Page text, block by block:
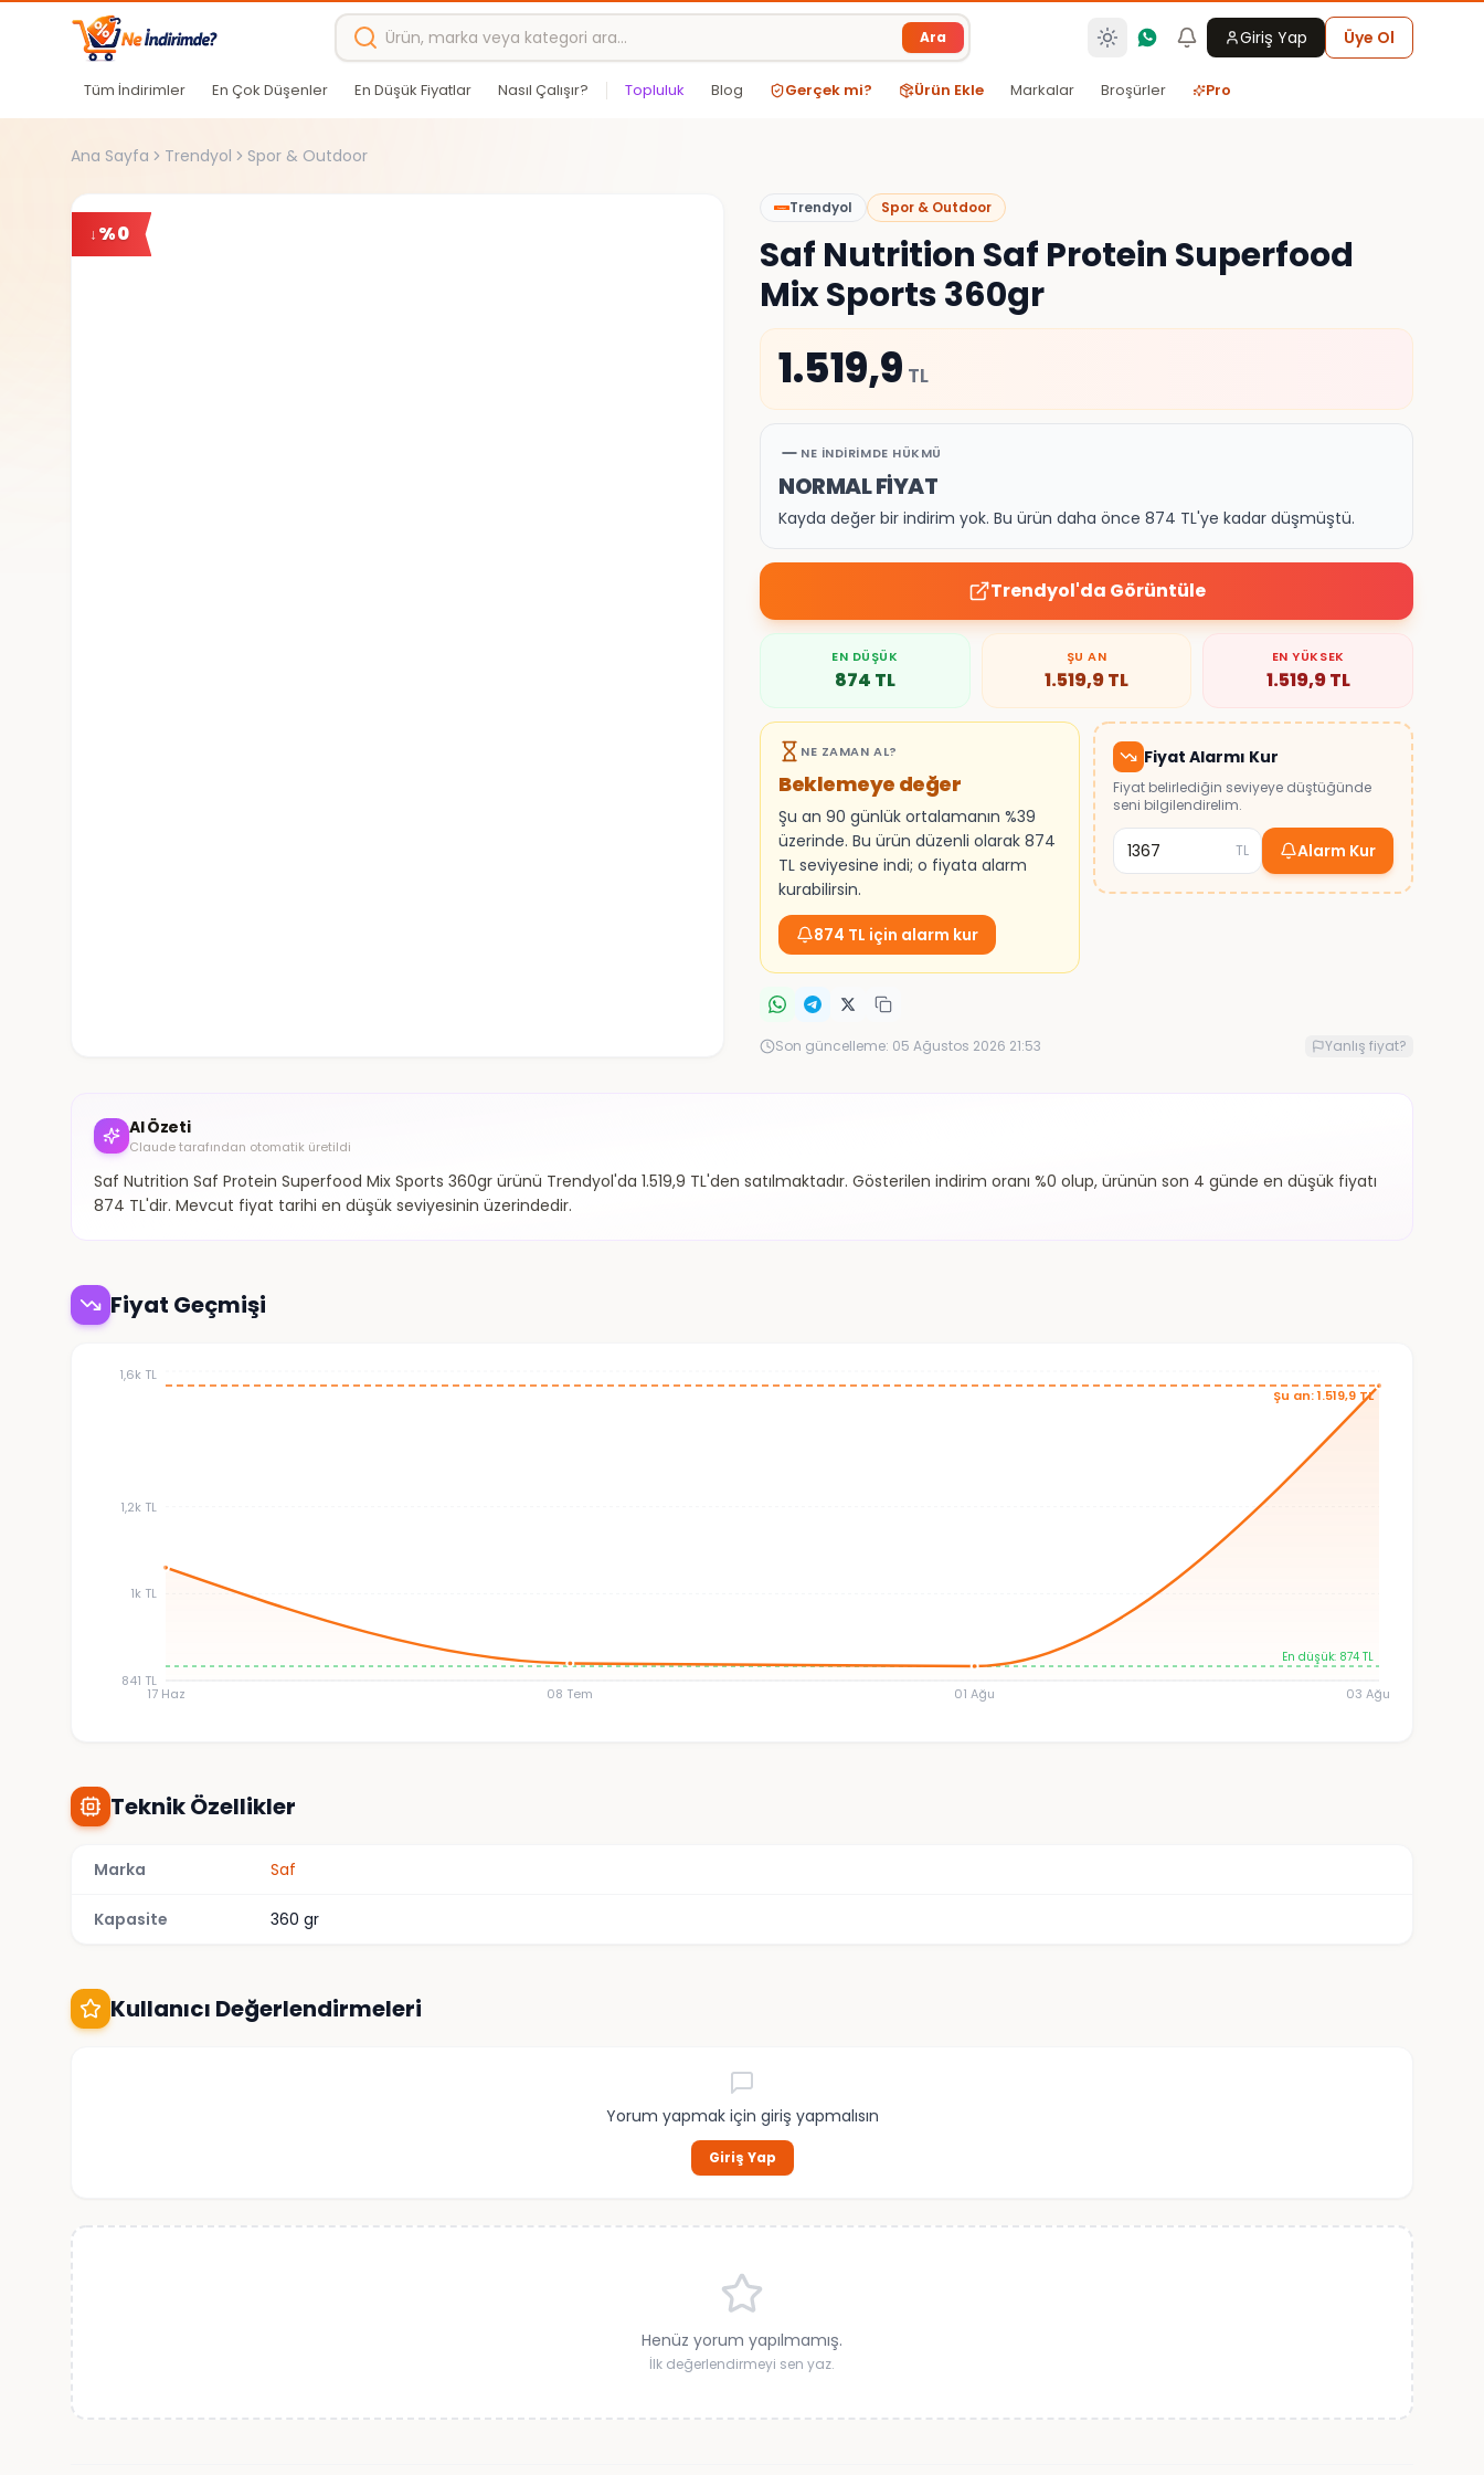
Ana içeriğe atla
Ara Giriş Yap Üye Ol
Tüm İndirimler En Çok Düşenler En Düşük Fiyatlar Nasıl Çalışır? Topluluk Blog Gerçek mi? Ürün Ekle Markalar Broşürler Pro
Ana Sayfa Trendyol Spor & Outdoor
%0
Trendyol Spor & Outdoor
Saf Nutrition Saf Protein Superfood
Mix Sports 360gr
1.519,9 TL
NE İNDIRIMDE HÜKMÜ
NORMAL FİYAT
Kayda değer bir indirim yok. Bu ürün daha önce 874 TL'ye kadar düşmüştü.
Trendyol'da Görüntüle
EN DÜŞÜK
874 TL
ŞU AN
1.519,9TL
EN YÜKSEK
1.519,9TL
NE ZAMAN AL?
Beklemeye değer
Şu an 90 günlük ortalamanın %39
üzerinde. Bu ürün düzenli olarak 874
TL seviyesine indi; o fiyata alarm
kurabilirsin.
874 TL için alarm kur
Fiyat Alarmı Kur
Fiyat belirlediğin seviyeye düştüğünde
seni bilgilendirelim.
TL Alarm Kur
Son güncelleme: 05 Ağustos 2026 21:53 Yanlış fiyat?
AI Özeti
Claude tarafından otomatik üretildi
Saf Nutrition Saf Protein Superfood Mix Sports 360gr ürünü Trendyol'da 1.519,9 TL'den satılmaktadır. Gösterilen indirim oranı %0 olup, ürünün son 4 günde en düşük fiyatı
874 TL'dir. Mevcut fiyat tarihi en düşük seviyesinin üzerindedir.
Fiyat Geçmişi
17 Haz 08 Tem 01 Ağu 03 Ağu
841 TL
1k TL
1,2k TL
1,6k TL
Şu an: 1.519,9 TL
En düşük: 874 TL
Teknik Özellikler
Marka Saf
Kapasite 360 gr
Kullanıcı Değerlendirmeleri
Yorum yapmak için giriş yapmalısın
Giriş Yap
Henüz yorum yapılmamış.
İlk değerlendirmeyi sen yaz.